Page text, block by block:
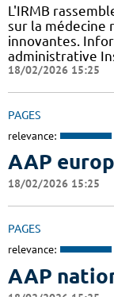
L'IRMB
sur la médecine
innovantes.
administrative
18/02/2026 15:25
PAGES
relevance:
AAP
18/02/2026 15:25
PAGES
relevance:
AAP